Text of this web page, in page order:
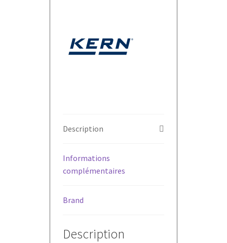
Description
Informations
complémentaires
Brand
Description